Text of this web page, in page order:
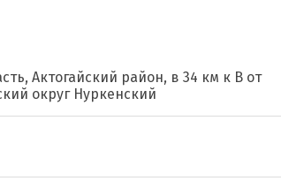
Актогайский район, в 34 км к В от
округ Нуркенский